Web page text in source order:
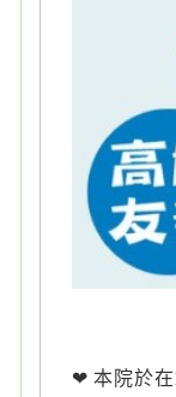
❤ 本院於在